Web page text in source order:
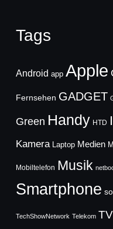
Tags
Android app Apple
Fernsehen GADGET
Green Handy HTD
Kamera Laptop Medien
Mobiltelefon Musik
Smartphone
TechShowNetwork Telekom TV